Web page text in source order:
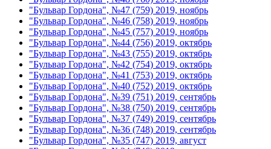
"Бульвар Гордона", №47 (759) 2019, ноябрь
"Бульвар Гордона", №46 (758) 2019, ноябрь
"Бульвар Гордона", №45 (757) 2019, ноябрь
"Бульвар Гордона", №44 (756) 2019, октябрь
"Бульвар Гордона", №43 (755) 2019, октябрь
"Бульвар Гордона", №42 (754) 2019, октябрь
"Бульвар Гордона", №41 (753) 2019, октябрь
"Бульвар Гордона", №40 (752) 2019, октябрь
"Бульвар Гордона", №39 (751) 2019, сентябрь
"Бульвар Гордона", №38 (750) 2019, сентябрь
"Бульвар Гордона", №37 (749) 2019, сентябрь
"Бульвар Гордона", №36 (748) 2019, сентябрь
"Бульвар Гордона", №35 (747) 2019, август